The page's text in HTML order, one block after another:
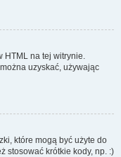
HTML na tej witrynie.
uzyskać, używając
które mogą być użyte do
stosować krótkie kody, np. :)